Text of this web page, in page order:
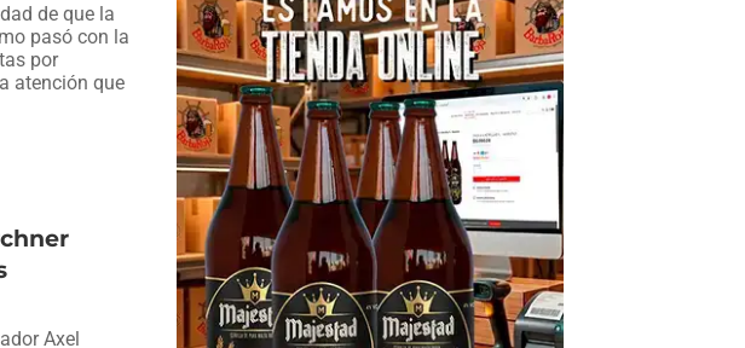
de que la
pasó con la
por
atención que
Axel